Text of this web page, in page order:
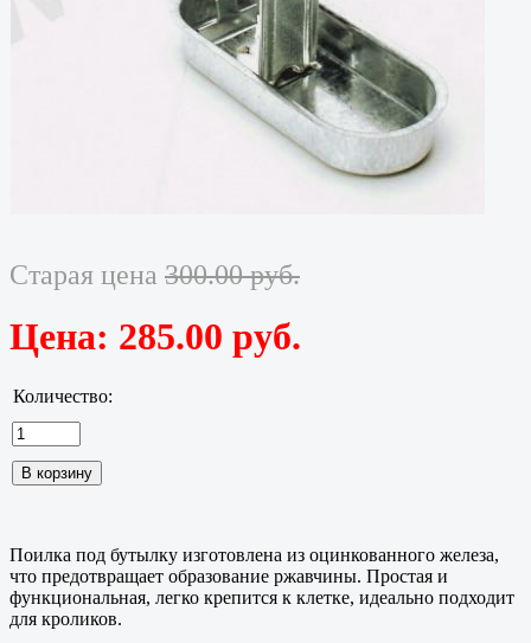
Старая цена 300.00 руб.
Цена: 285.00 руб.
Количество:
Поилка под бутылку изготовлена из оцинкованного железа,
что предотвращает образование ржавчины. Простая и
функциональная, легко крепится к клетке, идеально подходит
для кроликов.